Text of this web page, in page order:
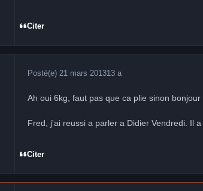
Citer
Posté(e) 21 mars 201313 a
Ah oui 6kg, faut pas que ca plie sinon
Fred, j'ai reussi a parler a Didier Vendredi. Il
Citer